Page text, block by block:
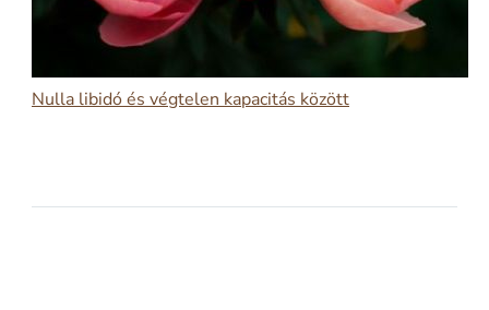
Nulla libidó és végtelen kapacitás között